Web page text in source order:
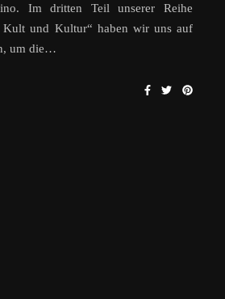
Im dritten Teil unserer Reihe
Kult und Kultur“ haben wir uns auf
um die…